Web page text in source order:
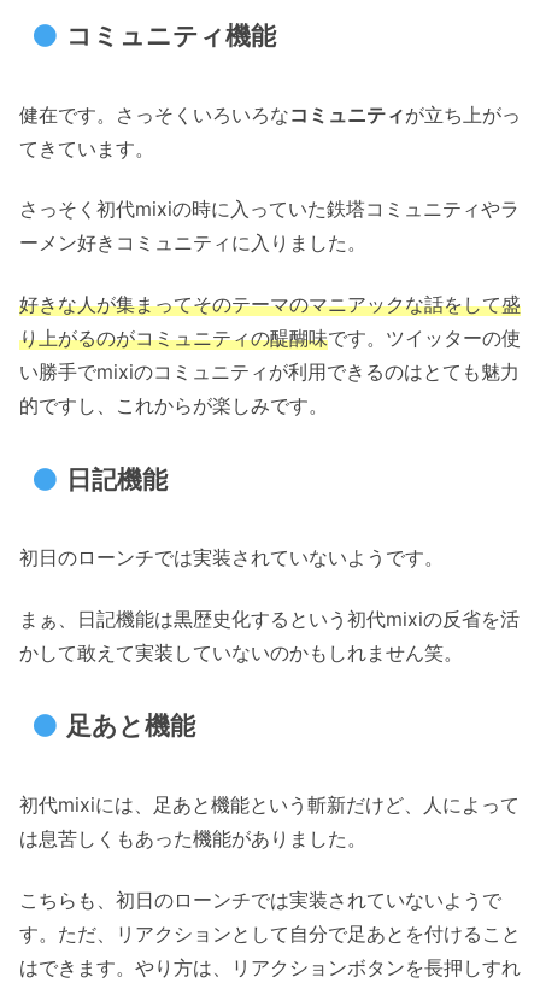
コミュニティ機能
健在です。さっそくいろいろなコミュニティが立ち上がっ
てきています。
さっそく初代mixiの時に入っていた鉄塔コミュニティやラ
ーメン好きコミュニティに入りました。
好きな人が集まってそのテーマのマニアックな話をして盛
り上がるのがコミュニティの醍醐味です。ツイッターの使
い勝手でmixiのコミュニティが利用できるのはとても魅力
的ですし、これからが楽しみです。
日記機能
初日のローンチでは実装されていないようです。
まぁ、日記機能は黒歴史化するという初代mixiの反省を活
かして敢えて実装していないのかもしれません笑。
足あと機能
初代mixiには、足あと機能という斬新だけど、人によって
は息苦しくもあった機能がありました。
こちらも、初日のローンチでは実装されていないようで
す。ただ、リアクションとして自分で足あとを付けること
はできます。やり方は、リアクションボタンを長押しすれ